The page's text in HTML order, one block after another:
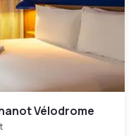
Vélodrome